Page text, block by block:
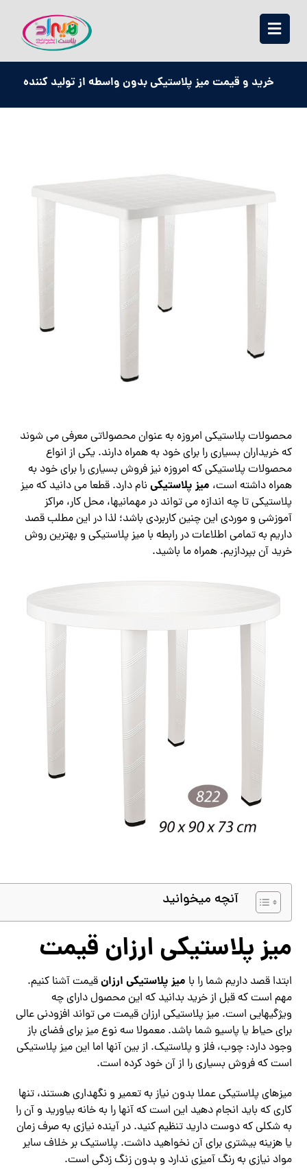
خرید و قیمت میز پلاستیکی بدون واسطه از تولید کننده
محصولات پلاستیکی امروزه به عنوان محصولاتی معرفی می شوند
که خریداران بسیاری را برای خود به همراه دارند. یکی از انواع
محصولات پلاستیکی که امروزه نیز فروش بسیاری را برای خود به
همراه داشته است، میز پلاستیکی نام دارد. قطعا می دانید که میز
پلاستیکی تا چه اندازه می تواند در مهمانیها، محل کار، مراکز
آموزشی و موردی این چنین کاربردی باشد؛ لذا در این مطلب قصد
داریم به تمامی اطلاعات در رابطه با میز پلاستیکی و بهترین روش
خرید آن بپردازیم. همراه ما باشید.
آنچه میخوانید
میز پلاستیکی ارزان قیمت
ابتدا قصد داریم شما را با میز پلاستیکی ارزانقیمت آشنا کنیم.
مهم است که قبل از خرید بدانید که این محصول دارای چه
ویژگیهایی است. میز پلاستیکی ارزان قیمت می تواند افزودنی عالی
برای حیاط یا پاسیو شما باشد. معمولا سه نوع میز برای فضای باز
وجود دارد: چوب، فلز و پلاستیک. از بین آنها اما این میز پلاستیکی
است که فروش بسیاری را از آن خود کرده است.
میزهای پلاستیکی عملا بدون نیاز به تعمیر و نگهداری هستند، تنها
کاری که باید انجام دهید این است که آنها را به خانه بیاورید و آن را
به شکلی که دوست دارید تنظیم کنید. در آینده نیازی به صرف زمان
یا هزینه بیشتری برای آن نخواهید داشت. پلاستیک بر خلاف سایر
مواد نیازی به رنگ آمیزی ندارد و بدون زنگ زدگی است.